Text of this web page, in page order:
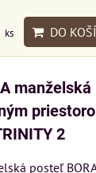
ks DO
2
posteľ